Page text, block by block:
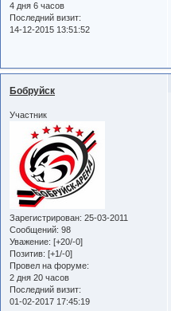
4 дня 6 часов
Последний визит:
14-12-2015 13:51:52
Бобруйск
Участник
Зарегистрирован: 25-03-2011
Сообщений: 98
Уважение: [+20/-0]
Позитив: [+1/-0]
Провел на форуме:
2 дня 20 часов
Последний визит:
01-02-2017 17:45:19